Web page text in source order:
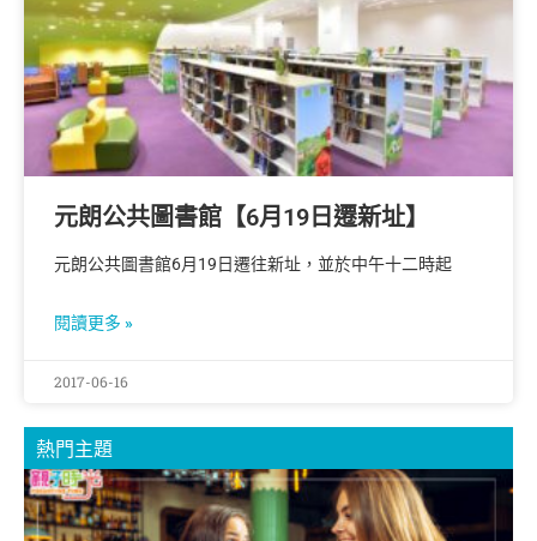
元朗公共圖書館【6月19日遷新址】
元朗公共圖書館6月19日遷往新址，並於中午十二時起
閱讀更多 »
2017-06-16
熱門主題